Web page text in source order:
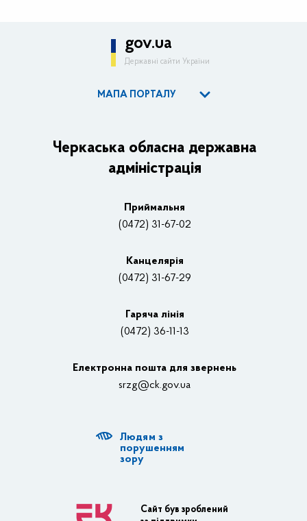
gov.ua
Державні сайти України
МАПА ПОРТАЛУ
Керівництво адміністрації
Основні завдання та нормативно-правові засади
Нагороди
Контакти
Відеотрансляції
Структурні підрозділи ОДА
Діяльність ОДА
Черкаська обласна державна
адміністрація
Приймальня
(0472) 31-67-02
Канцелярiя
(0472) 31-67-29
Гаряча лінія
(0472) 36-11-13
Електронна пошта для звернень
srzg@ck.gov.ua
Людям з
порушенням
зору
Сайт був зроблений